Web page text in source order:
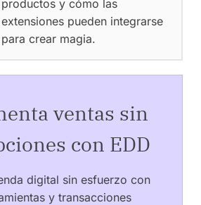
productos y cómo las
extensiones pueden integrarse
para crear magia.
ventas sin
con EDD
digital sin esfuerzo con
y transacciones